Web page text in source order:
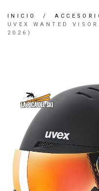
INICIO /
UVEX WANTED
2026)